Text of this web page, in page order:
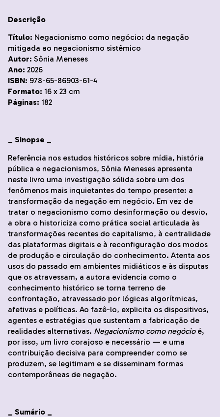
Descrição
Título: Negacionismo como negócio: da negação
mitigada ao negacionismo sistêmico
Autor: Sônia Meneses
Ano: 2026
ISBN: 978-65-86903-61-4
Formato: 16 x 23 cm
Páginas: 182
_ Sinopse _
Referência nos estudos históricos sobre mídia, história
pública e negacionismos, Sônia Meneses apresenta
neste livro uma investigação sólida sobre um dos
fenômenos mais inquietantes do tempo presente: a
transformação da negação em negócio. Em vez de
tratar o negacionismo como desinformação ou desvio,
a obra o historiciza como prática social articulada às
transformações recentes do capitalismo, à centralidade
das plataformas digitais e à reconfiguração dos modos
de produção e circulação do conhecimento. Atenta aos
usos do passado em ambientes midiáticos e às disputas
que os atravessam, a autora evidencia como o
conhecimento histórico se torna terreno de
confrontação, atravessado por lógicas algorítmicas,
afetivas e políticas. Ao fazê-lo, explicita os dispositivos,
agentes e estratégias que sustentam a fabricação de
realidades alternativas. Negacionismo como negócioé,
por isso, um livro corajoso e necessário — e uma
contribuição decisiva para compreender como se
produzem, se legitimam e se disseminam formas
contemporâneas de negação.
_ Sumário _